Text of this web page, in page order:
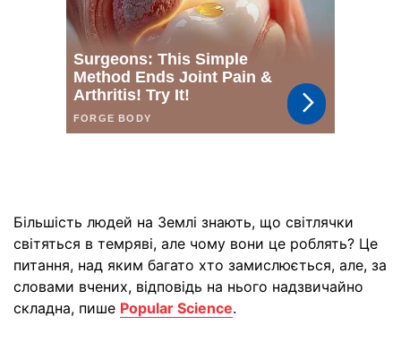
Більшість людей на Землі знають, що світлячки
світяться в темряві, але чому вони це роблять? Це
питання, над яким багато хто замислюється, але, за
словами вчених, відповідь на нього надзвичайно
складна, пише Popular Science.